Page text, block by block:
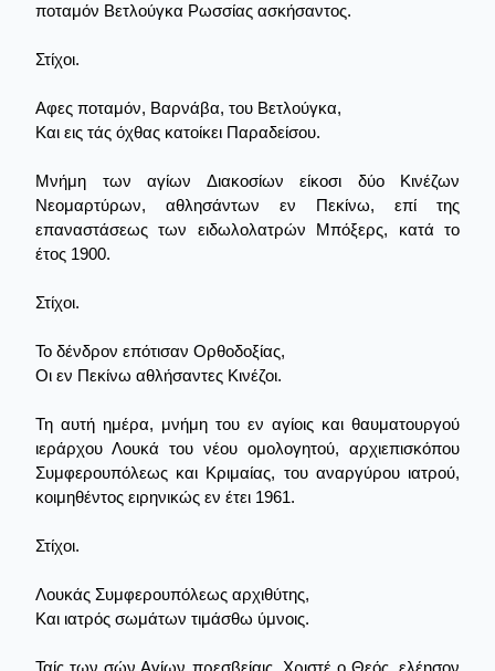
ποταμόν Βετλούγκα Ρωσσίας ασκήσαντος.
Στίχοι.
Αφες ποταμόν, Βαρνάβα, του Βετλούγκα,
Και εις τάς όχθας κατοίκει Παραδείσου.
Μνήμη των αγίων Διακοσίων είκοσι δύο Κινέζων
Νεομαρτύρων, αθλησάντων εν Πεκίνω, επί της
επαναστάσεως των ειδωλολατρών Μπόξερς, κατά το
έτος 1900.
Στίχοι.
Το δένδρον επότισαν Ορθοδοξίας,
Οι εν Πεκίνω αθλήσαντες Κινέζοι.
Τη αυτή ημέρα, μνήμη του εν αγίοις και θαυματουργού
ιεράρχου Λουκά του νέου ομολογητού, αρχιεπισκόπου
Συμφερουπόλεως και Κριμαίας, του αναργύρου ιατρού,
κοιμηθέντος ειρηνικώς εν έτει 1961.
Στίχοι.
Λουκάς Συμφερουπόλεως αρχιθύτης,
Και ιατρός σωμάτων τιμάσθω ύμνοις.
Ταίς των σών Αγίων πρεσβείαις, Χριστέ ο Θεός, ελέησον